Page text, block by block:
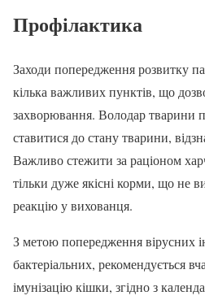
Профілактика
Заходи попередження розвитку
кілька важливих пунктів, що
захворювання. Володар тварини
ставитися до стану тварини,
Важливо стежити за раціоном
тільки дуже якісні корми, що не
реакцію у вихованця.
З метою попередження вірусних
бактеріальних, рекомендується
імунізацію кішки, згідно з